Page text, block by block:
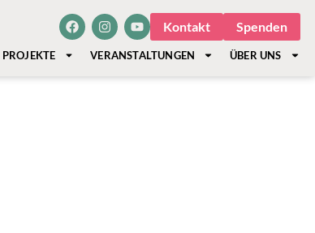
Kontakt Spenden
PROJEKTE VERANSTALTUNGEN ÜBER UNS